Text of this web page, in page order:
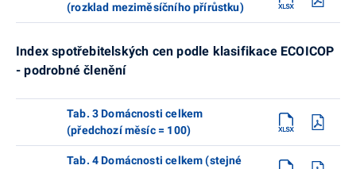
(rozklad meziměsíčního přírůstku)
Index spotřebitelských cen podle klasifikace ECOICOP
- podrobné členění
Tab. 3 Domácnosti celkem
(předchozí měsíc = 100)
Tab. 4 Domácnosti celkem (stejné